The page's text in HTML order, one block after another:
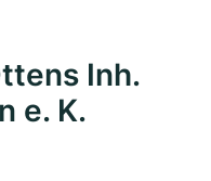
Inh.
e. K.